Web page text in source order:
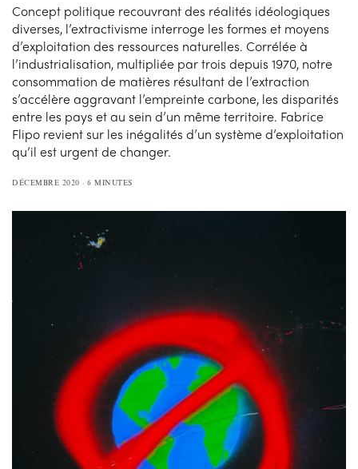
Concept politique recouvrant des réalités idéologiques
diverses, l’extractivisme interroge les formes et moyens
d’exploitation des ressources naturelles. Corrélée à
l’industrialisation, multipliée par trois depuis 1970, notre
consommation de matières résultant de l’extraction
s’accélère aggravant l’empreinte carbone, les disparités
entre les pays et au sein d’un même territoire. Fabrice
Flipo revient sur les inégalités d’un système d’exploitation
qu’il est urgent de changer.
DÉCEMBRE 2020 6 MINUTES